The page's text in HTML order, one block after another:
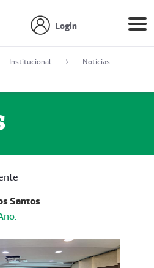
Login
Institucional
Notícias
Santos